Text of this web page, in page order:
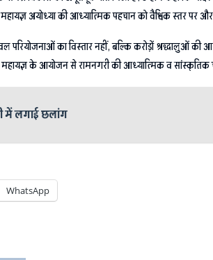
महायज्ञ अयोध्या की आध्यात्मिक पहचान को वैश्विक स्तर पर
परियोजनाओं का विस्तार नहीं, बल्कि करोड़ों
कि महायज्ञ के आयोजन से रामनगरी की आध्यात्मिक व
में लगाई छलांग
WhatsApp